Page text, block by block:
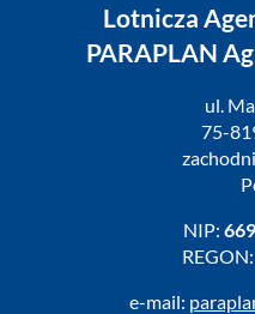
Lotnicza
PARAPLAN
ul.
75-
NIP:
REGON:
e-mail: